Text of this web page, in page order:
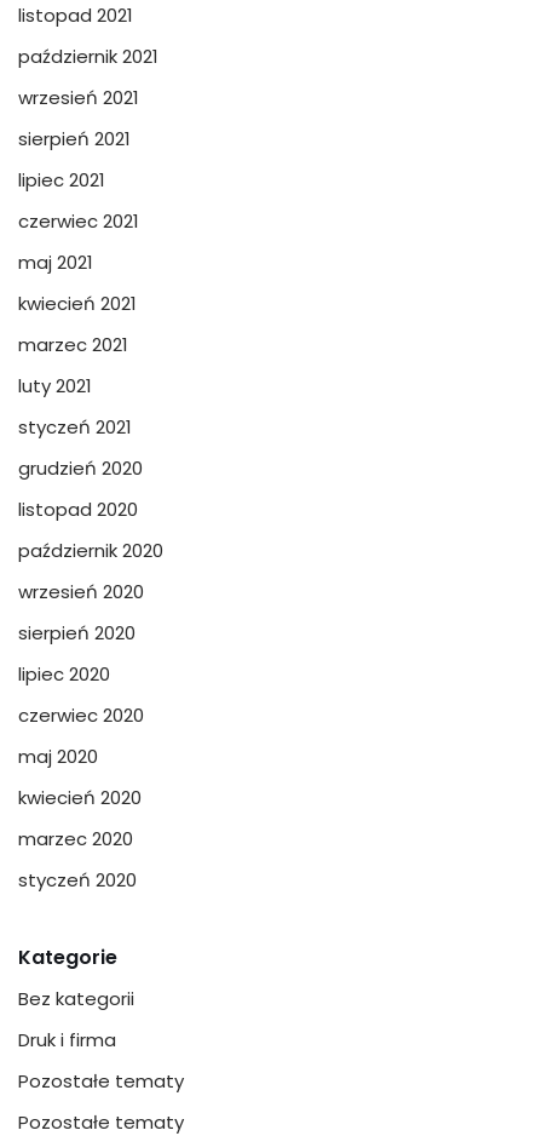
listopad 2021
październik 2021
wrzesień 2021
sierpień 2021
lipiec 2021
czerwiec 2021
maj 2021
kwiecień 2021
marzec 2021
luty 2021
styczeń 2021
grudzień 2020
listopad 2020
październik 2020
wrzesień 2020
sierpień 2020
lipiec 2020
czerwiec 2020
maj 2020
kwiecień 2020
marzec 2020
styczeń 2020
Kategorie
Bez kategorii
Druk i firma
Pozostałe tematy
Pozostałe tematy